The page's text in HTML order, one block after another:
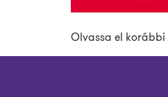
Olvassa el korábbi